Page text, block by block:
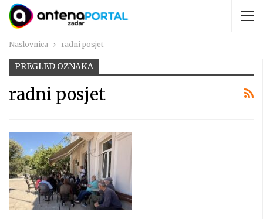
Naslovnica radni posjet
PREGLED OZNAKA
radni posjet